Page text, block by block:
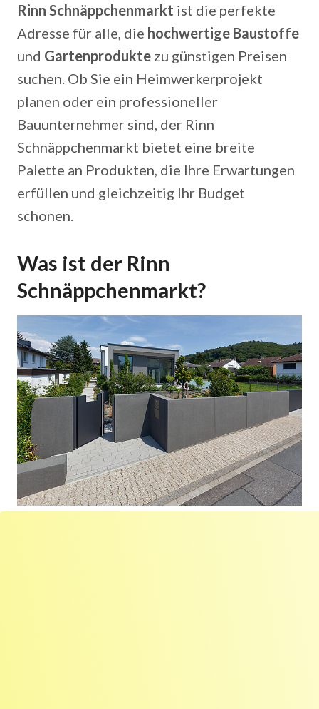
Rinn Schnäppchenmarkt ist die perfekte
Adresse für alle, die hochwertige Baustoffe
und Gartenprodukte zu günstigen Preisen
suchen. Ob Sie ein Heimwerkerprojekt
planen oder ein professioneller
Bauunternehmer sind, der Rinn
Schnäppchenmarkt bietet eine breite
Palette an Produkten, die Ihre Erwartungen
erfüllen und gleichzeitig Ihr Budget
schonen.
Was ist der Rinn
Schnäppchenmarkt?